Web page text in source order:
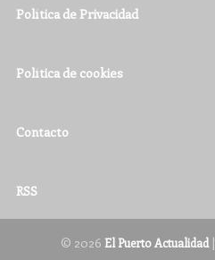
Política de Privacidad
Política de cookies
Contacto
RSS
© 2026 El Puerto Actualidad|